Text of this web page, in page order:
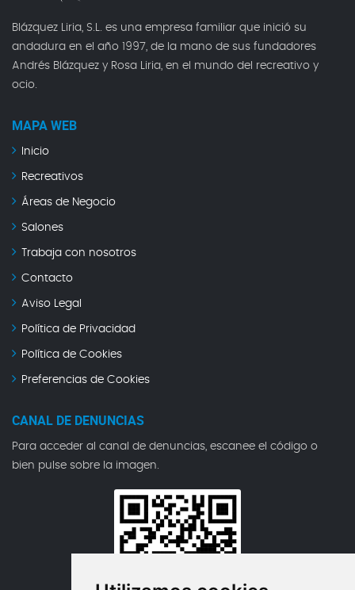
Blázquez Liria, S.L. es una empresa familiar que inició su
andadura en el año 1997, de la mano de sus fundadores
Andrés Blázquez y Rosa Liria, en el mundo del recreativo y
ocio.
MAPA WEB
Inicio
Recreativos
Áreas de Negocio
Salones
Trabaja con nosotros
Contacto
Aviso Legal
Política de Privacidad
Política de Cookies
Preferencias de Cookies
CANAL DE DENUNCIAS
Para acceder al canal de denuncias, escanee el código o
bien pulse sobre la imagen.